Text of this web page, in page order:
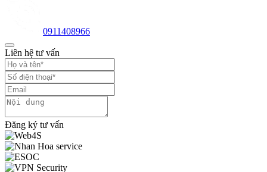
0911408966
Liên hệ tư vấn
Đăng ký tư vấn